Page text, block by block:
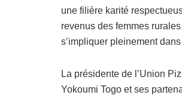
une filière karité
revenus des femmes
s’impliquer pleinement
La présidente de l’Union
Yokoumi Togo et ses